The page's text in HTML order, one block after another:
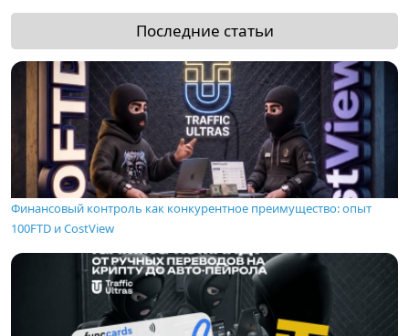
Последние статьи
Финансовый контроль как конкурентное преимущество: опыт
100FTD и CostView